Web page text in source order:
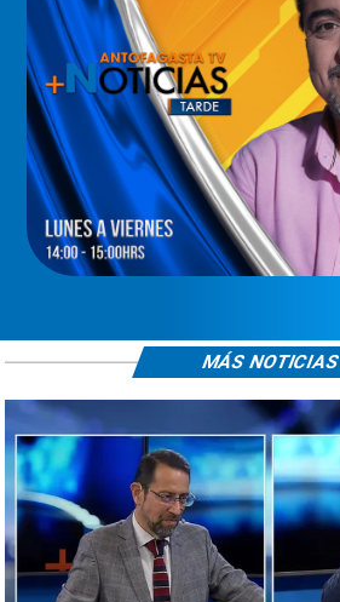
MÁS NOTICIAS